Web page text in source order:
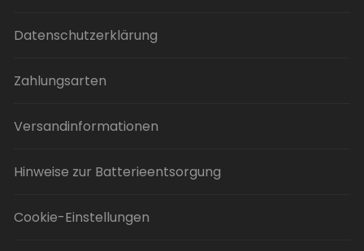
Datenschutzerklärung
Zahlungsarten
Versandinformationen
Hinweise zur Batterieentsorgung
Cookie-Einstellungen